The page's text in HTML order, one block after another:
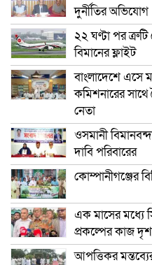
দুর্নীতির অভিযোগ
২২ ঘণ্টা পর ত্রুটি
বিমানের ফ্লাইট
বাংলাদেশে এসে
কমিশনারের
নেতা
ওসমানী
দাবি পরিবারের
কোম্পানীগঞ্জের
এক মাসের মধ্যে
প্রকল্পের কাজ
আপত্তিকর